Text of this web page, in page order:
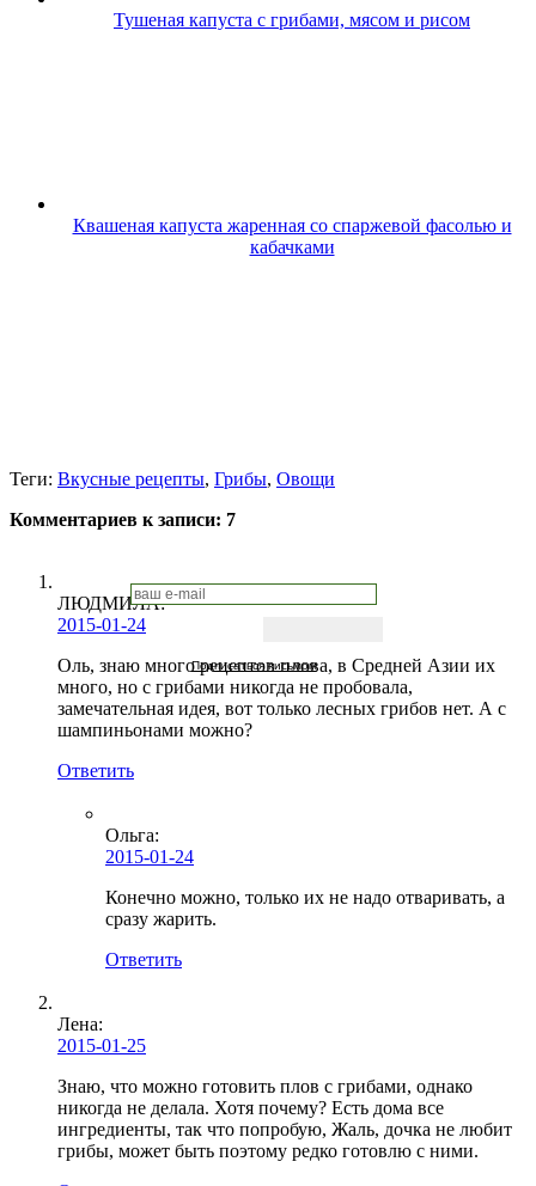
Тушеная капуста с грибами, мясом и рисом
Квашеная капуста жаренная со спаржевой фасолью и
кабачками
Подписаться письмом
Теги: Вкусные рецепты, Грибы, Овощи
Комментариев к записи: 7
ЛЮДМИЛА:
2015-01-24
Оль, знаю много рецептов плова, в Средней Азии их
много, но с грибами никогда не пробовала,
замечательная идея, вот только лесных грибов нет. А с
шампиньонами можно?
Ответить
Ольга:
2015-01-24
Конечно можно, только их не надо отваривать, а
сразу жарить.
Ответить
Лена:
2015-01-25
Знаю, что можно готовить плов с грибами, однако
никогда не делала. Хотя почему? Есть дома все
ингредиенты, так что попробую, Жаль, дочка не любит
грибы, может быть поэтому редко готовлю с ними.